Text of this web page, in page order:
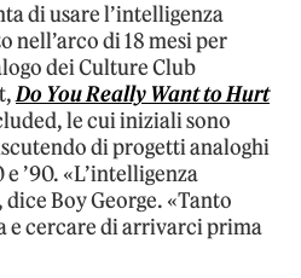
di usare l’intelligenza
nell’arco di 18 mesi per
dei Culture Club
Do You Really Want to Hurt
le cui iniziali sono
di progetti analoghi
’90. «L’intelligenza
Boy George. «Tanto
e cercare di arrivarci prima